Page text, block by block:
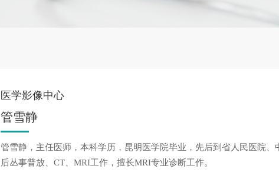
医学影像中心
管雪静
管雪静，主任医师，本科学历，昆明医学院毕业，先后到省人民医院
后丛事普放、CT、MRI工作，擅长MRI专业诊断工作。